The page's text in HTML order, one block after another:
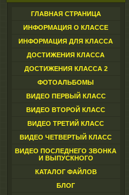
ГЛАВНАЯ СТРАНИЦА
ИНФОРМАЦИЯ О КЛАССЕ
ИНФОРМАЦИЯ ДЛЯ КЛАССА
ДОСТИЖЕНИЯ КЛАССА
ДОСТИЖЕНИЯ КЛАССА 2
ФОТОАЛЬБОМЫ
ВИДЕО ПЕРВЫЙ КЛАСС
ВИДЕО ВТОРОЙ КЛАСС
ВИДЕО ТРЕТИЙ КЛАСС
ВИДЕО ЧЕТВЕРТЫЙ КЛАСС
ВИДЕО ПОСЛЕДНЕГО ЗВОНКА
И ВЫПУСКНОГО
КАТАЛОГ ФАЙЛОВ
БЛОГ